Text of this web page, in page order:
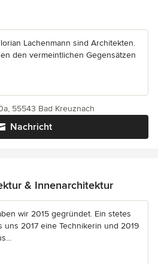
Lachenmann sind Architekten.
den vermeintlichen Gegensätzen
Nachricht
55543 Bad Kreuznach
& Innenarchitektur
wir 2015 gegründet. Ein stetes
uns 2017 eine Technikerin und 2019